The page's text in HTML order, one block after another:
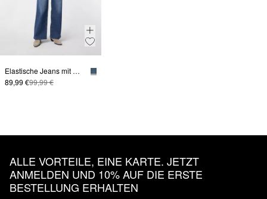
Elastische Jeans mit Wide Leg
89,99 €99,99 €
ALLE VORTEILE, EINE KARTE. JETZT
ANMELDEN UND 10% AUF DIE ERSTE
BESTELLUNG ERHALTEN